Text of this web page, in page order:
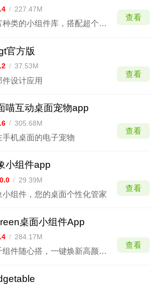
/ 227.47M
丰富种类的小组件库，搭配超个性的桌面
查看
官方版
/ 37.53M
件设计应用
查看
喵互动桌面宠物app
/ 305.68M
手机桌面的电子宠物
查看
小组件app
/ 29.39M
小组件，您的桌面个性化管家
查看
桌面小组件App
/ 284.17M
万千组件随心搭，一键焕新高颜值桌面
查看